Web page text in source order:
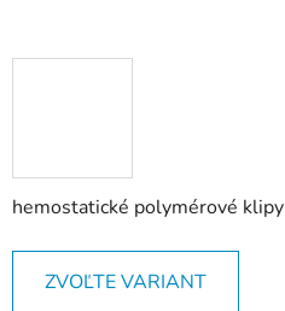
hemostatické polymérové klipy
ZVOĽTE VARIANT